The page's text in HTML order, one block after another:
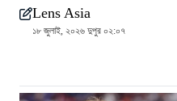
Lens Asia
১৮ জুলাই, ২০২৬ দুপুর ০২:০৭